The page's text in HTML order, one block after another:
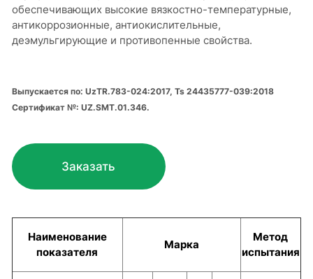
обеспечивающих высокие вязкостно-температурные,
антикоррозионные, антиокислительные,
деэмульгирующие и противопенные свойства.
Выпускается по: UzTR.783-024:2017, Ts 24435777-039:2018
Сертификат №: UZ.SMT.01.346.
Заказать
Наименование
показателя
Марка
Метод
испытания